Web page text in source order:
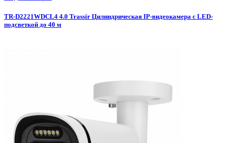
TR-D2221WDCL4 4.0 Trassir Цилиндрическая IP-видеокамера с LED-
подсветкой до 40 м